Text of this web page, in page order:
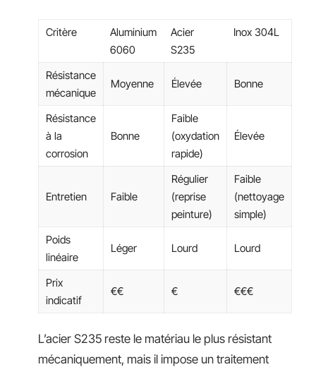
Critère
Aluminium
6060
Acier
S235
Inox 304L
Résistance
mécanique
Moyenne Élevée Bonne
Résistance
à la
corrosion
Bonne
Faible
(oxydation
rapide)
Élevée
Entretien Faible
Régulier
(reprise
peinture)
Faible
(nettoyage
simple)
Poids
linéaire
Léger Lourd Lourd
Prix
indicatif
€€ € €€€
L’acier S235 reste le matériau le plus résistant
mécaniquement, mais il impose un traitement